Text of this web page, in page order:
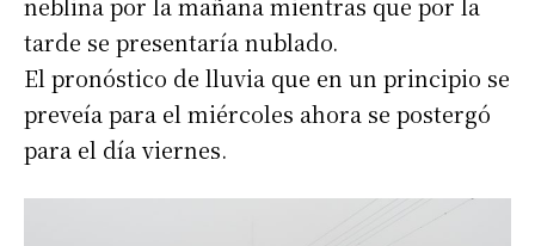
neblina por la mañana mientras que por la
tarde se presentaría nublado.
El pronóstico de lluvia que en un principio se
preveía para el miércoles ahora se postergó
para el día viernes.